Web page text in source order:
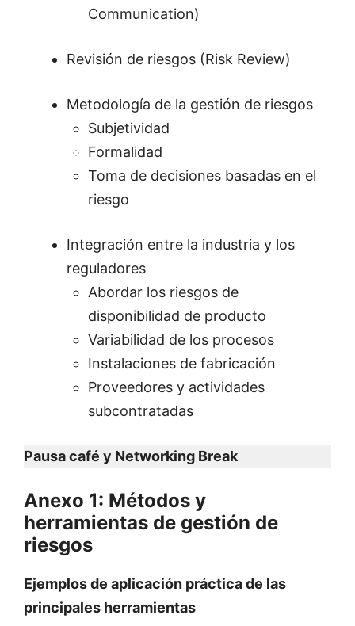
Communication)
Revisión de riesgos (Risk Review)
Metodología de la gestión de riesgos
Subjetividad
Formalidad
Toma de decisiones basadas en el
riesgo
Integración entre la industria y los
reguladores
Abordar los riesgos de
disponibilidad de producto
Variabilidad de los procesos
Instalaciones de fabricación
Proveedores y actividades
subcontratadas
Pausa café y Networking Break
Anexo 1: Métodos y
herramientas de gestión de
riesgos
Ejemplos de aplicación práctica de las
principales herramientas